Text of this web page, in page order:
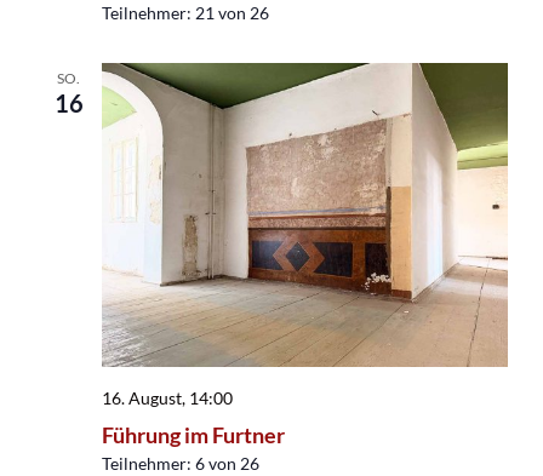
Teilnehmer: 21 von 26
SO.
16
Führung im Furtner
16. August, 14:00
Teilnehmer: 6 von 26